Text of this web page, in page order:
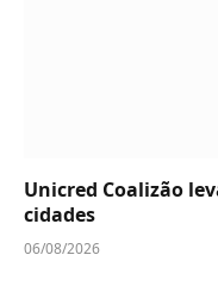
Unicred Coalizão
cidades
06/08/2026